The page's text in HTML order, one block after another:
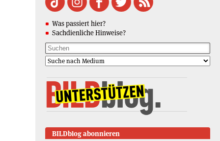
Was passiert hier?
Sachdienliche Hinweise?
BILDblog abonnieren